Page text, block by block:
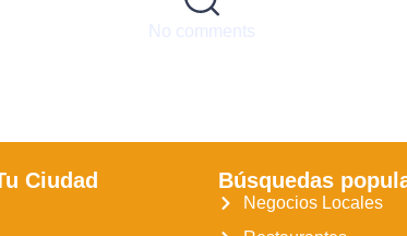
No comments
Ciudad Búsquedas
Negocios Locales